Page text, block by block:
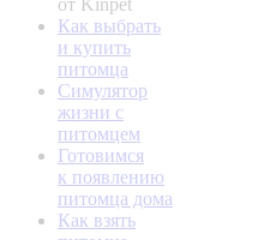
от Kinpet
Как выбрать
и купить
питомца
Симулятор
жизни с
питомцем
Готовимся
к появлению
питомца дома
Как взять